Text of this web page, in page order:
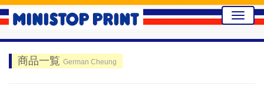
Toggle
商品一覧 German Cheung